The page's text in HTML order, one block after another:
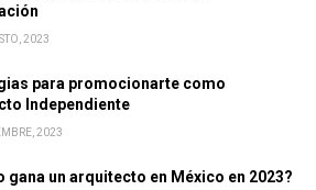
2023
para promocionarte como
Independiente
2023
gana un arquitecto en México en 2023?